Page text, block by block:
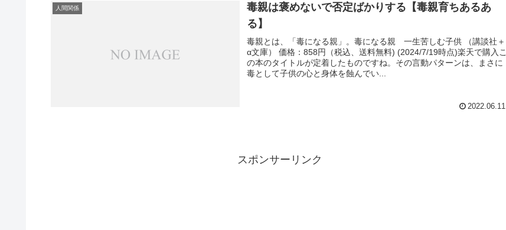
人間関係
毒親は褒めないで否定ばかりする【毒親育ちあるあ
る】
毒親とは、「毒になる親」。毒になる親 一生苦しむ子供 （講談社＋
α文庫） 価格：858円（税込、送料無料) (2024/7/19時点)楽天で購入こ
の本のタイトルが定着したものですね。その言動パターンは、まさに
毒として子供の心と身体を蝕んでい...
2022.06.11
スポンサーリンク